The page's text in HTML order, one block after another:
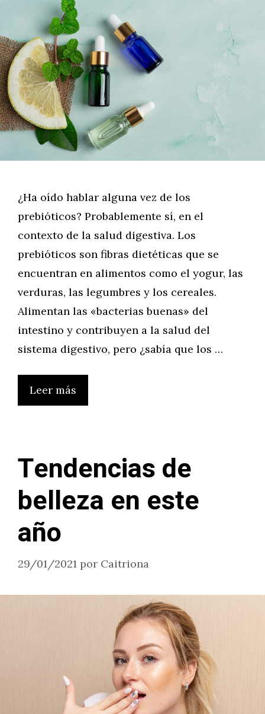
¿Ha oído hablar alguna vez de los
prebióticos? Probablemente sí, en el
contexto de la salud digestiva. Los
prebióticos son fibras dietéticas que se
encuentran en alimentos como el yogur, las
verduras, las legumbres y los cereales.
Alimentan las «bacterias buenas» del
intestino y contribuyen a la salud del
sistema digestivo, pero ¿sabía que los …
Leer más
Tendencias de
belleza en este
año
29/01/2021 por Caitriona